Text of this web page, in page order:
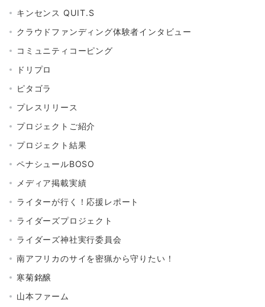
キンセンス QUIT.S
クラウドファンディング体験者インタビュー
コミュニティコーピング
ドリプロ
ピタゴラ
プレスリリース
プロジェクトご紹介
プロジェクト結果
ペナシュールBOSO
メディア掲載実績
ライターが行く！応援レポート
ライダーズプロジェクト
ライダーズ神社実行委員会
南アフリカのサイを密猟から守りたい！
寒菊銘醸
山本ファーム